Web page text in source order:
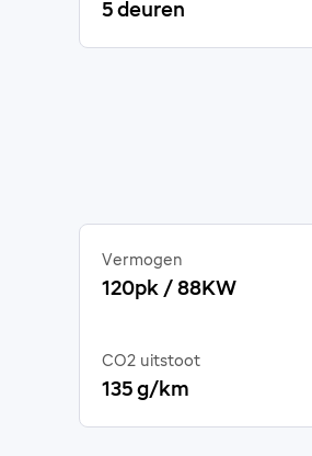
5 deuren
Vermogen
120pk / 88KW
CO2 uitstoot
135 g/km